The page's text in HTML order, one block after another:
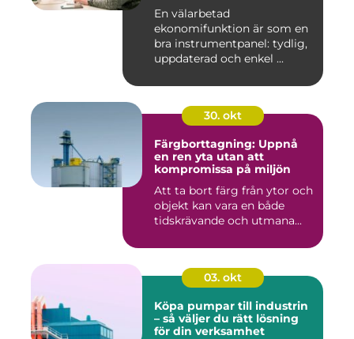
En välarbetad
ekonomifunktion är som en
bra instrumentpanel: tydlig,
uppdaterad och enkel ...
30. okt
Färgborttagning: Uppnå
en ren yta utan att
kompromissa på miljön
Att ta bort färg från ytor och
objekt kan vara en både
tidskrävande och utmana...
03. okt
Köpa pumpar till industrin
– så väljer du rätt lösning
för din verksamhet